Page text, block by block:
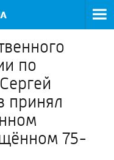
по
принял
75-